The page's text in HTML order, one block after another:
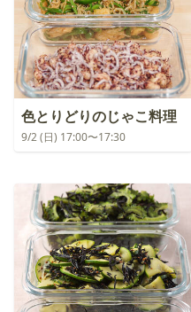
色とりどりのじゃこ料理
9/2 (日) 17:00〜17:30